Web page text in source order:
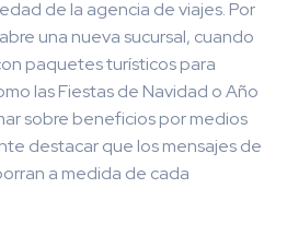
de la agencia de viajes. Por
una nueva sucursal, cuando
paquetes turísticos para
las Fiestas de Navidad o Año
sobre beneficios por medios
destacar que los mensajes de
a medida de cada